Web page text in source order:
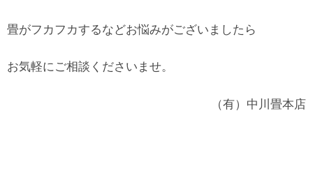
畳がフカフカするなどお悩みがございましたら
お気軽にご相談くださいませ。
（有）中川畳本店